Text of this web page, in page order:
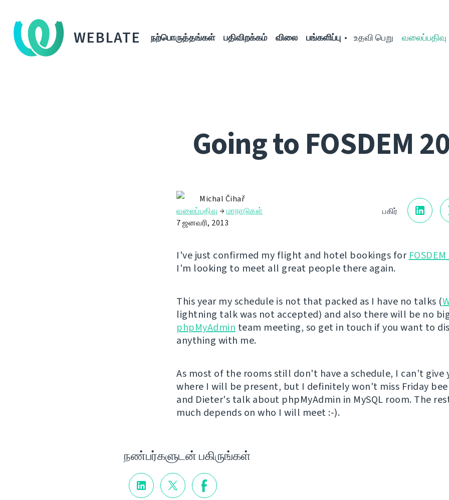
WEBLATE நற்பொருத்தங்கள் பதிவிறக்கம் விலை பங்களிப்பு உதவி பெறு வலைப்பதிவு
Going to FOSDEM
பகிர்
Michal Čihař
வலைப்பதிவு →மாநாடுகள்
7 ஜனவரி, 2013
I've just confirmed my flight and hotel bookings for
I'm looking to meet all great people there again.
This year my schedule is not that packed as I have no talks (
lightning talk was not accepted) and also there will be no
phpMyAdmin team meeting, so get in touch if you want to
anything with me.
As most of the rooms still don't have a schedule, I can't give
where I will be present, but I definitely won't miss Friday
and Dieter's talk about phpMyAdmin in MySQL room. The
much depends on who I will meet :-).
நண்பர்களுடன் பகிருங்கள்